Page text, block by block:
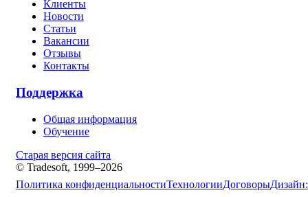
Клиенты
Новости
Статьи
Вакансии
Отзывы
Контакты
Поддержка
Общая информация
Обучение
Старая версия сайта
© Tradesoft, 1999–2026
Политика конфиденциальностиТехнологииДоговорыДизайн: